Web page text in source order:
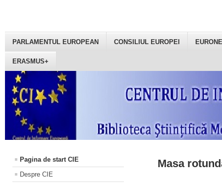
PARLAMENTUL EUROPEAN CONSILIUL EUROPEI
ERASMUS+
Pagina de start CIE
Despre CIE
Masa